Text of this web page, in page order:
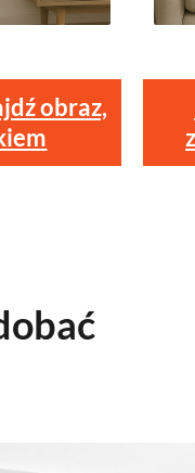
obraz,